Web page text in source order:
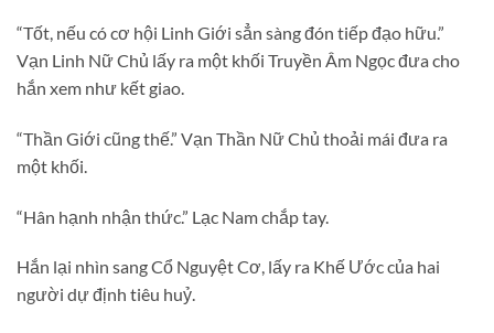
“Tốt, nếu có cơ hội Linh Giới sẳn sàng đón tiếp đạo hữu.”
Vạn Linh Nữ Chủ lấy ra một khối Truyền Âm Ngọc đưa cho
hắn xem như kết giao.
“Thần Giới cũng thế.” Vạn Thần Nữ Chủ thoải mái đưa ra
một khối.
“Hân hạnh nhận thức.” Lạc Nam chắp tay.
Hắn lại nhìn sang Cổ Nguyệt Cơ, lấy ra Khế Ước của hai
người dự định tiêu huỷ.